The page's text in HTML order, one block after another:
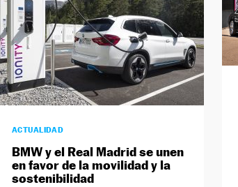
ACTUALIDAD
BMW y el Real Madrid se unen
en favor de la movilidad y la
sostenibilidad